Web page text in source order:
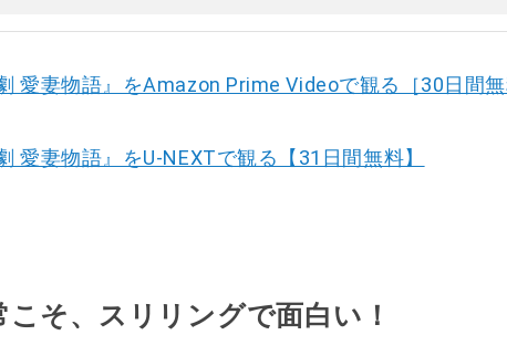
劇 愛妻物語』をAmazon Prime Videoで観る［30日間
愛妻物語』をU-NEXTで観る【31日間無料】
こそ、スリリングで面白い！